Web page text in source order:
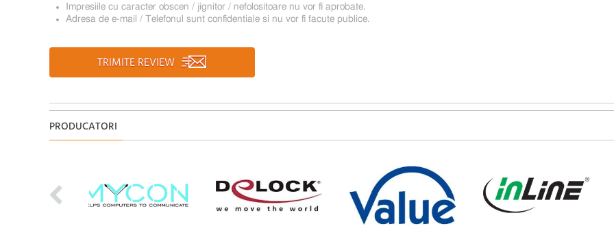
Impresiile cu caracter obscen / jignitor / nefolositoare nu vor fi aprobate.
Adresa de e-mail / Telefonul sunt confidentiale si nu vor fi facute publice.
TRIMITE REVIEW
PRODUCATORI